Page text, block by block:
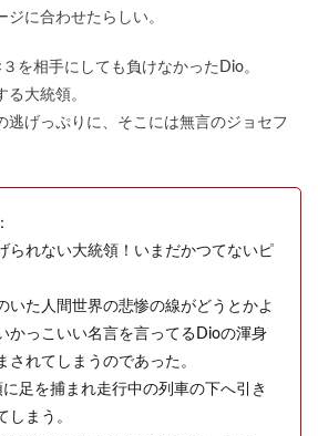
に合わせたらしい。
を相手にしても負けなかったDio。
る大統領。
逃げっぷりに、そこには無言のジョセフ
られない大統領！いまだかつてないピ
いた人間世界の悲惨の線がどうとかよ
かっこいい名言を言ってるDioの渾身
されてしまうのであった。
足を捕まれ走行中の列車の下へ引き
しまう。